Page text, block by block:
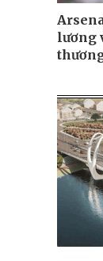
lương